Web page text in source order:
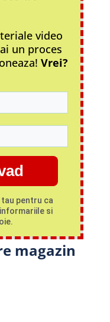
video
un proces
Vrei?
pentru ca
si
magazin